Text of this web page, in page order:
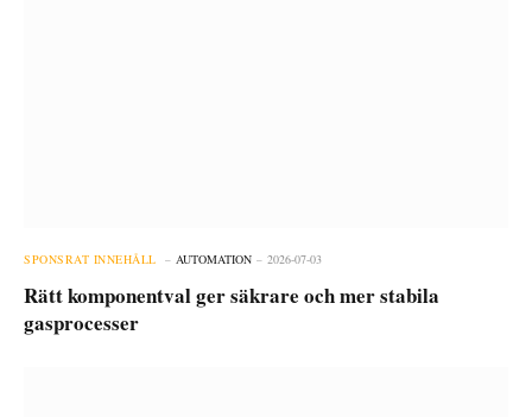
SPONSRAT INNEHÅLL AUTOMATION 2026-07-03
Rätt komponentval ger säkrare och mer stabila
gasprocesser